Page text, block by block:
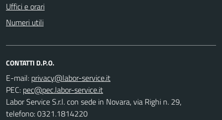
Uffici e orari
Numeri utili
CONTATTI D.P.O.
E-mail:
PEC:
Labor Service S.r.l. con sede in Novara, via Righi n. 29,
telefono: 0321.1814220